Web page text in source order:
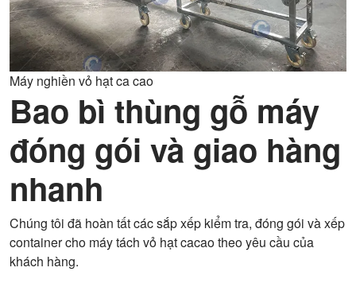
Máy nghiền vỏ hạt ca cao
Bao bì thùng gỗ máy
đóng gói và giao hàng
nhanh
Chúng tôi đã hoàn tất các sắp xếp kiểm tra, đóng gói và xếp
container cho máy tách vỏ hạt cacao theo yêu cầu của
khách hàng.